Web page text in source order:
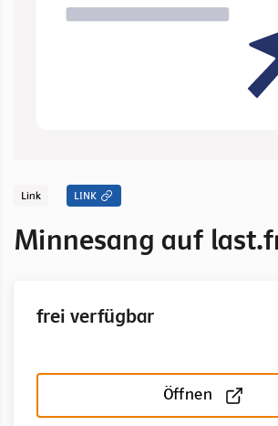
Link LINK
Minnesang auf
frei verfügbar
Öffnen